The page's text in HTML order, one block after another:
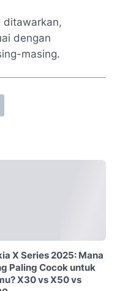
ditawarkan,
dengan
masing.
X Series 2025: Mana
Paling Cocok untuk
X30 vs X50 vs